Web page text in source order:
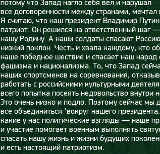
потому что Запад нагло себя вел и нарушал
все договоренности между странами, мечтал
Я считаю, что наш президент Владимир
патриот. Он решился на ответственный шаг
нашу Родину. А наши солдаты спасают
низкий поклон. Честь и хвала каждому, кто
наше победное шествие и спасает наш народ
фашизма и национализма. То, что Запад
наших спортсменов на соревнования,
работать с российскими культурными
всего попытка посеять недовольство внутри
Это очень низко и подло. Поэтому сейчас мы
все объединиться ‘вокруг нашего
какие у нас политические взгляды — наше
и участие помогает военным выполнять
спасать нашу жизнь и жизни будущих
и есть настоящий патриотизм.